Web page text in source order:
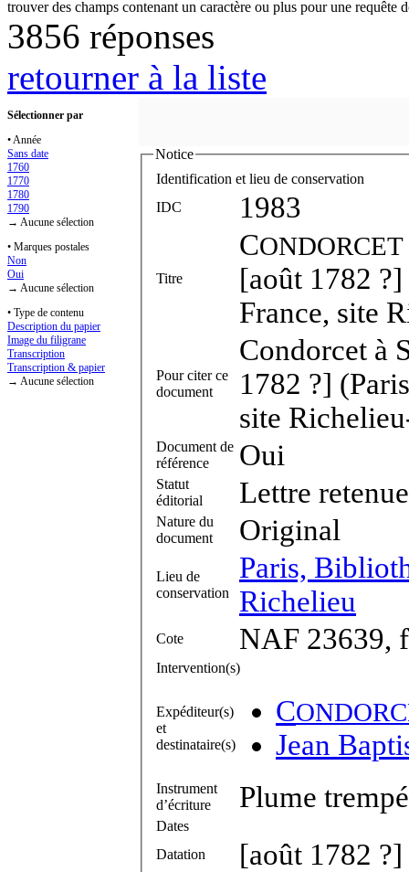
3856 réponses
retourner à la liste
Sélectionner par
• Année
Sans date
1760
1770
1780
1790
→ Aucune sélection
• Marques postales
Non
Oui
→ Aucune sélection
• Type de contenu
Description du papier
Image du filigrane
Transcription
Transcription & papier
→ Aucune sélection
Notice
Identification et lieu de conservation
IDC
1983
Titre
CONDORCET
[août 1782
France, site
Pour citer ce
document
Condorcet à
1782 ?]
site
Document de
référence
Oui
Statut
éditorial
Lettre retenue
Nature du
document
Original
Lieu de
conservation
Paris,
Richelieu
Cote NAF 23639,
Intervention(s)
Expéditeur(s)
et
destinataire(s)
C
Jean
Instrument
d’écriture
Plume
Dates
Datation
[août 1782 ?]